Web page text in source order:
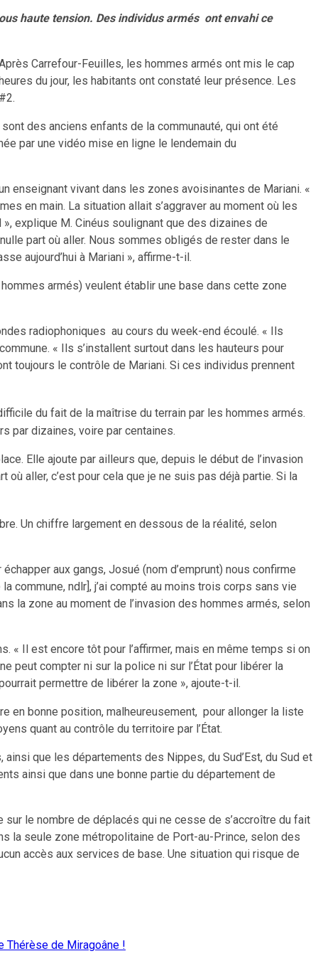
haute tension. Des individus armés ont envahi ce
Carrefour-Feuilles, les hommes armés ont mis le cap
du jour, les habitants ont constaté leur présence. Les
des anciens enfants de la communauté, qui ont été
par une vidéo mise en ligne le lendemain du
enseignant vivant dans les zones avoisinantes de Mariani. «
en main. La situation allait s’aggraver au moment où les
explique M. Cinéus soulignant que des dizaines de
part où aller. Nous sommes obligés de rester dans le
aujourd’hui à Mariani », affirme-t-il.
armés) veulent établir une base dans cette zone
radiophoniques au cours du week-end écoulé. « Ils
« Ils s’installent surtout dans les hauteurs pour
toujours le contrôle de Mariani. Si ces individus prennent
du fait de la maîtrise du terrain par les hommes armés.
par dizaines, voire par centaines.
Elle ajoute par ailleurs que, depuis le début de l’invasion
aller, c’est pour cela que je ne suis pas déjà partie. Si la
Un chiffre largement en dessous de la réalité, selon
aux gangs, Josué (nom d’emprunt) nous confirme
commune, ndlr], j’ai compté au moins trois corps sans vie
la zone au moment de l’invasion des hommes armés, selon
« Il est encore tôt pour l’affirmer, mais en même temps si on
peut compter ni sur la police ni sur l’État pour libérer la
permettre de libérer la zone », ajoute-t-il.
en bonne position, malheureusement, pour allonger la liste
quant au contrôle du territoire par l’État.
que les départements des Nippes, du Sud’Est, du Sud et
ainsi que dans une bonne partie du département de
sur le nombre de déplacés qui ne cesse de s’accroître du fait
la seule zone métropolitaine de Port-au-Prince, selon des
accès aux services de base. Une situation qui risque de
Thérèse de Miragoâne !